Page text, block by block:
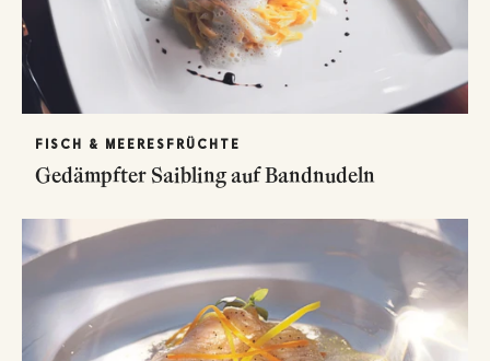
FISCH & MEERESFRÜCHTE
Gedämpfter Saibling auf Bandnudeln